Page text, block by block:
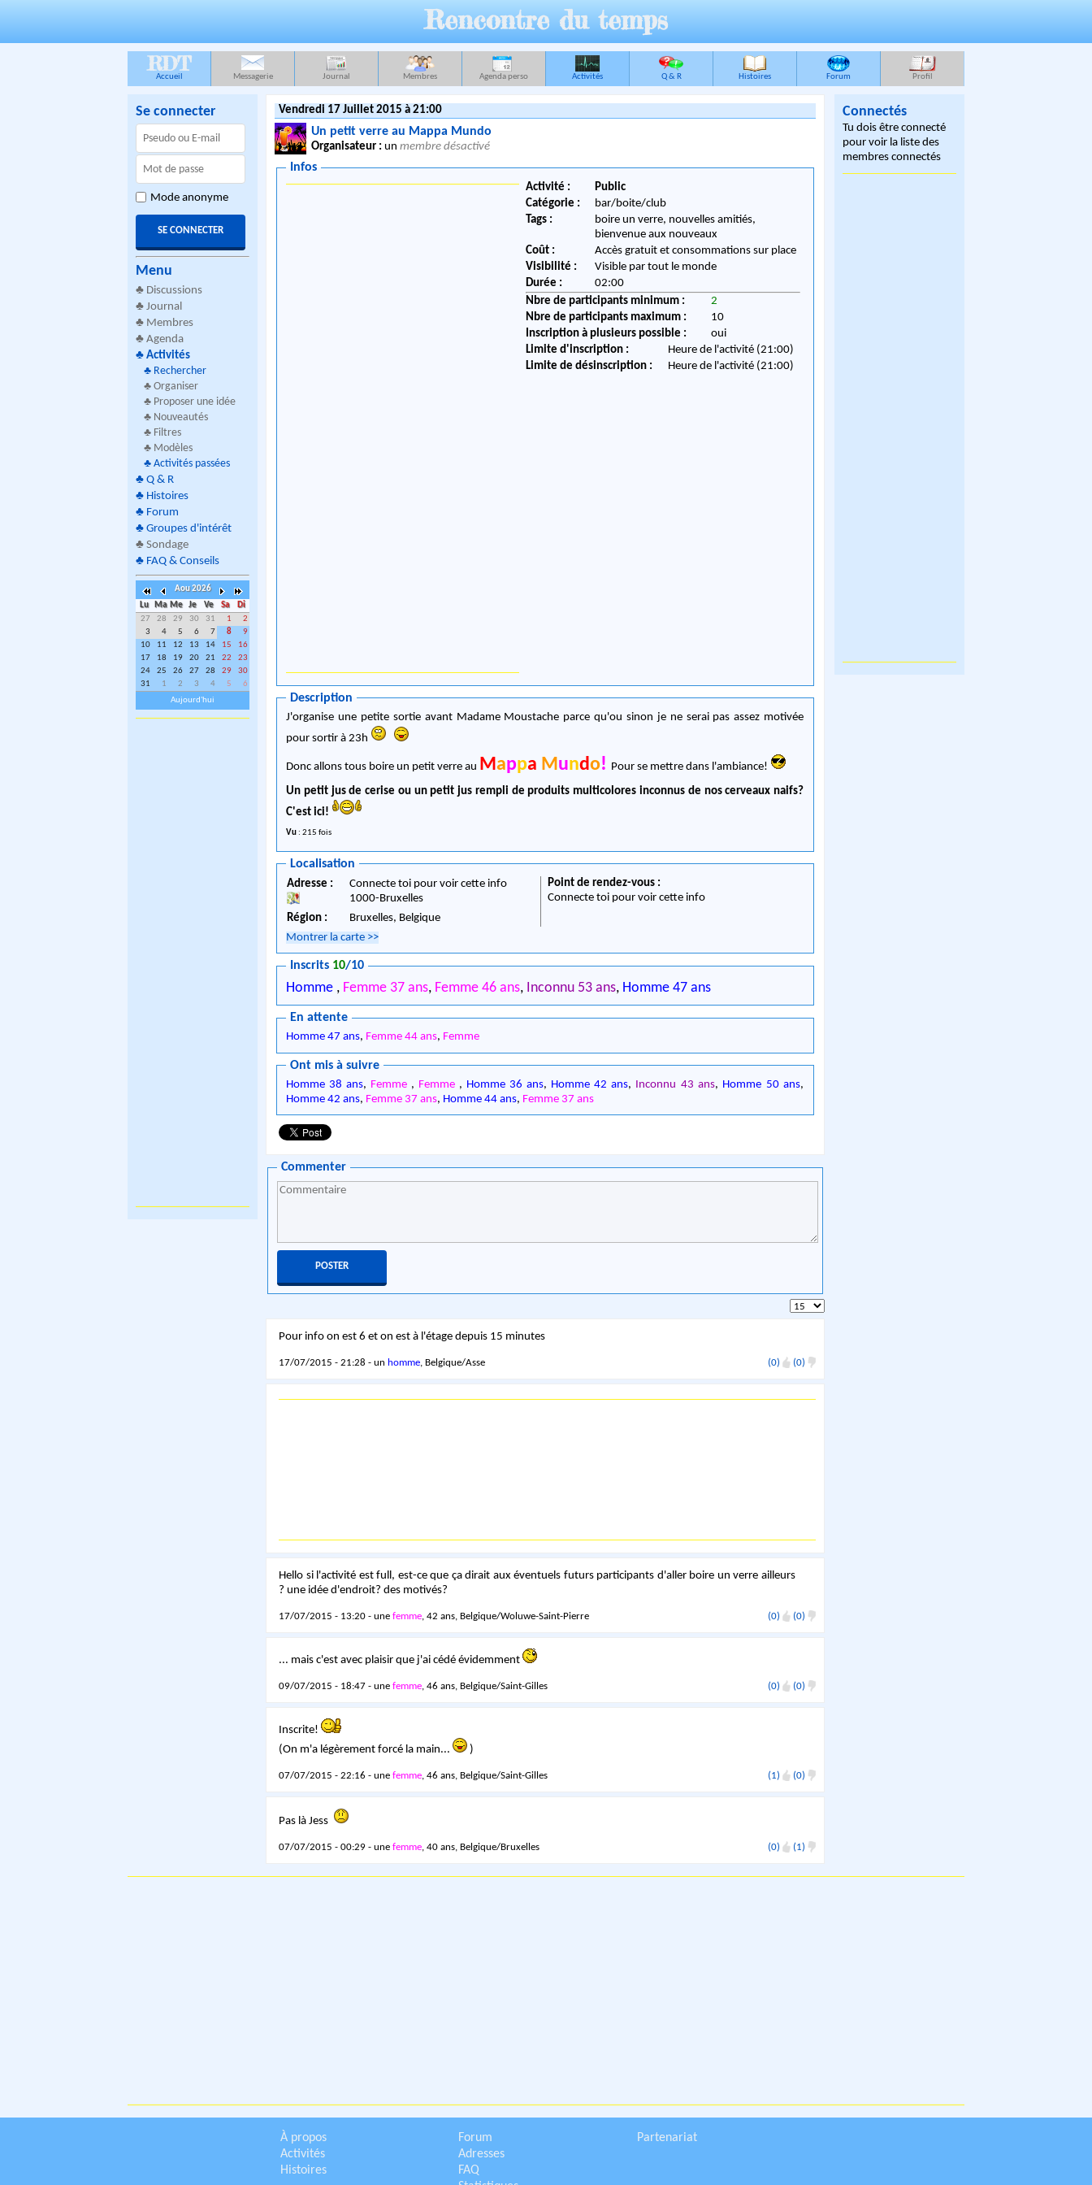
Rencontre du temps
RDT
Accueil Messagerie Journal Membres Agenda perso Activités Q & R Histoires Forum Profil
Se connecter
Mode anonyme
Menu
♣ Discussions
♣ Journal
♣ Membres
♣ Agenda
♣ Activités
♣ Rechercher
♣ Organiser
♣ Proposer une idée
♣ Nouveautés
♣ Filtres
♣ Modèles
♣ Activités passées
♣ Q & R
♣ Histoires
♣ Forum
♣ Groupes d'intérêt
♣ Sondage
♣ FAQ & Conseils
Aou 2026
Lu
Ma Me Je Ve Sa
Di
27
28 29 30 31 1
2
3
4 5 6 7 8
9
10
11 12 13 14 15
16
17
18 19 20 21 22
23
24
25 26 27 28 29
30
31
1 2 3 4 5
6
Aujourd'hui
Vendredi 17 Juillet 2015 à 21:00
Un petit verre au Mappa Mundo
Organisateur : un membre désactivé
Infos
Activité :
Public
Catégorie :
bar/boite/club
Tags :
boire un verre, nouvelles amitiés,
bienvenue aux nouveaux
Coût :
Accès gratuit et consommations sur place
Visibilité :
Visible par tout le monde
Durée :
02:00
Nbre de participants minimum :
2
Nbre de participants maximum :
10
Inscription à plusieurs possible :
oui
Limite d'inscription :
Heure de l'activité (21:00)
Limite de désinscription :
Heure de l'activité (21:00)
Description
J'organise une petite sortie avant Madame Moustache parce qu'ou sinon je ne serai pas assez motivée
pour sortir à 23h
Donc allons tous boire un petit verre au Mappa Mundo! Pour se mettre dans l'ambiance!
Un petit jus de cerise ou un petit jus rempli de produits multicolores inconnus de nos cerveaux naifs?
C'est ici!
Vu : 215 fois
Localisation
Adresse :
Connecte toi pour voir cette info
1000-Bruxelles
Région :
Bruxelles, Belgique
Point de rendez-vous :
Connecte toi pour voir cette info
Montrer la carte >>
Inscrits 10/10
Homme , Femme 37 ans, Femme 46 ans, Inconnu 53 ans, Homme 47 ans
En attente
Homme 47 ans, Femme 44 ans, Femme
Ont mis à suivre
Homme 38 ans, Femme , Femme , Homme 36 ans, Homme 42 ans, Inconnu 43 ans, Homme 50 ans,
Homme 42 ans, Femme 37 ans, Homme 44 ans, Femme 37 ans
Commenter
Pour info on est 6 et on est à l'étage depuis 15 minutes
17/07/2015 - 21:28 - un homme, Belgique/Asse (0) (0)
Hello si l'activité est full, est-ce que ça dirait aux éventuels futurs participants d'aller boire un verre ailleurs
? une idée d'endroit? des motivés?
17/07/2015 - 13:20 - une femme, 42 ans, Belgique/Woluwe-Saint-Pierre (0) (0)
... mais c'est avec plaisir que j'ai cédé évidemment
09/07/2015 - 18:47 - une femme, 46 ans, Belgique/Saint-Gilles (0) (0)
Inscrite!
(On m'a légèrement forcé la main...
)
07/07/2015 - 22:16 - une femme, 46 ans, Belgique/Saint-Gilles (1) (0)
Pas là Jess
07/07/2015 - 00:29 - une femme, 40 ans, Belgique/Bruxelles (0) (1)
Connectés
Tu dois être connecté
pour voir la liste des
membres connectés
À propos
Activités
Histoires
Forum
Adresses
FAQ
Partenariat